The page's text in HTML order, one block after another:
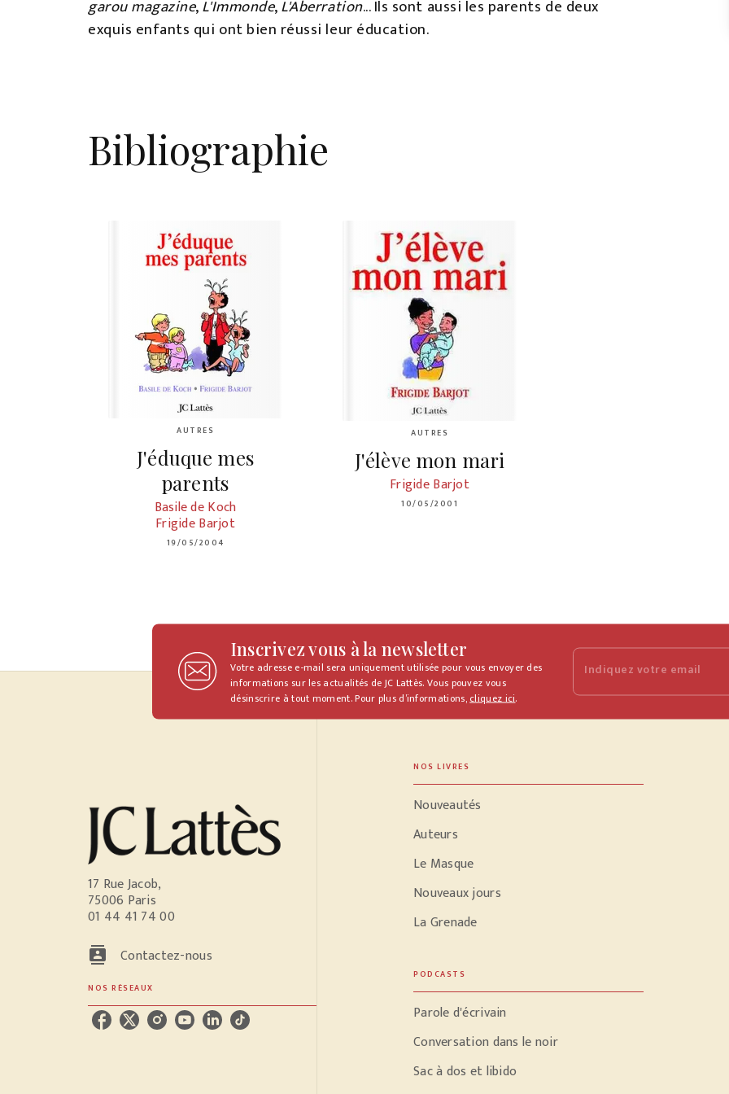
garou magazine,L'Immonde,L'Aberration... Ils sont aussi les parents de deux
exquis enfants qui ont bien réussi leur éducation.
Bibliographie
AUTRES
J'éduque mes
parents
Basile de Koch
Frigide Barjot
19/05/2004
AUTRES
J'élève mon mari
Frigide Barjot
10/05/2001
Inscrivez vous à la newsletter
Votre adresse e-mail sera uniquement utilisée pour vous envoyer des
informations sur les actualités de JC Lattès. Vous pouvez vous
désinscrire à tout moment. Pour plus d’informations,cliquez ici.
Indiquez votre email
17 Rue Jacob,
75006 Paris
01 44 41 74 00
contacts Contactez-nous
NOS RÉSEAUX
NOS LIVRES
Nouveautés
Auteurs
Le Masque
Nouveaux jours
La Grenade
PODCASTS
Parole d'écrivain
Conversation dans le noir
Sac à dos et libido